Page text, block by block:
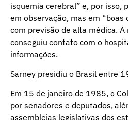
isquemia cerebral” e, por isso,
em observação, mas em “boas
com previsão de alta médica.
conseguiu contato com o
informações.
Sarney presidiu o Brasil entre
Em 15 de janeiro de 1985, o
por senadores e deputados,
assembleias legislativas dos